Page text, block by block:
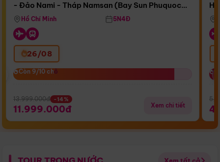
Bay Sun Phuquoc Airways
- Đảo Nami - Tháp Namsan (Bay Sun Phuquoc
Airways)
Hồ Chí Minh 5N4Đ
26/08
Còn 9/10 chỗ
Còn 9/10 chỗ
13.999.000đ -14%
11.999.000đ Xem chi tiết